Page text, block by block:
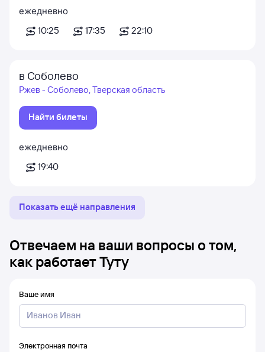
ежедневно
10:25
17:35 22:10
в Соболево
Ржев - Соболево, Тверская область
Найти билеты
ежедневно
19:40
Показать ещё направления
Отвечаем на ваши вопросы о том,
как работает Туту
Ваше имя
Электронная почта